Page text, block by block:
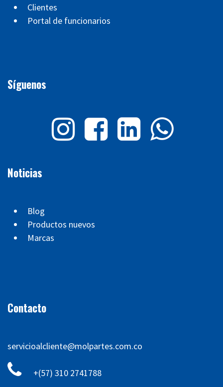
Clientes
Portal de funcionarios
Síguenos
Noticias
Blog
Productos nuevos
Marcas
Contacto
servicioalcliente@molpartes.com.co
+(57) 310 2741788